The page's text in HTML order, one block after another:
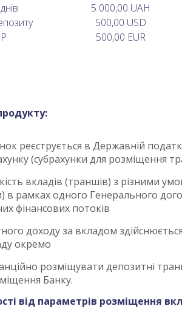
5 000,00 UAH
500,00 USD
500,00 EUR
реєструється в Державній
(субрахунки для розміщення
вкладів (траншів) з різними
в рамках одного Генерального
фінансових потоків
доходу за вкладом
окремо
розміщувати депозитні
Банку.
від параметрів розміщення